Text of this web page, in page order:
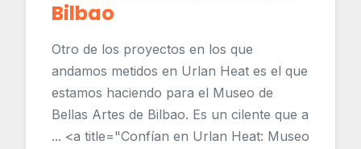
Bilbao
Otro de los proyectos en los que
andamos metidos en Urlan Heat es el que
estamos haciendo para el Museo de
Bellas Artes de Bilbao. Es un cilente que a
... <a title="Confían en Urlan Heat: Museo